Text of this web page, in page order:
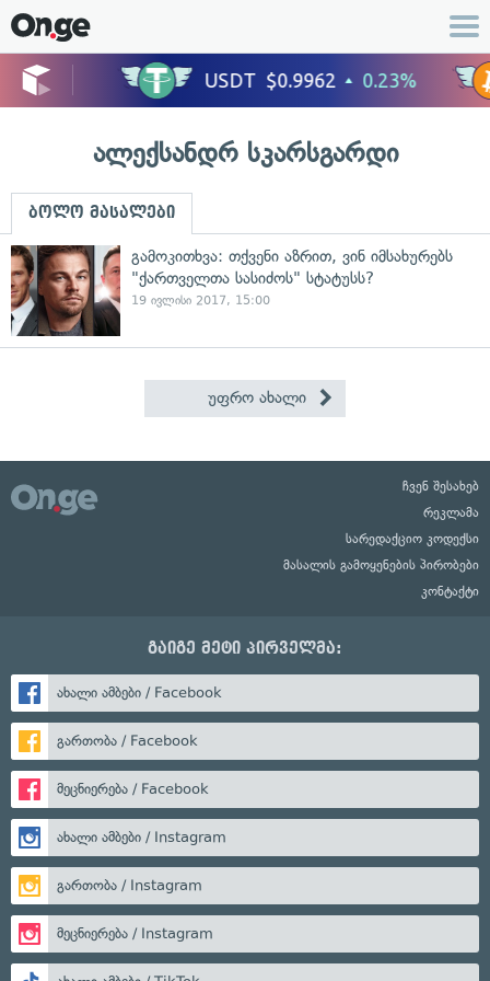
ალექსანდრ სკარსგარდი
ბოლო მასალები
გამოკითხვა: თქვენი აზრით, ვინ იმსახურებს
"ქართველთა სასიძოს" სტატუსს?
19 ივლისი 2017, 15:00
უფრო ახალი
ჩვენ შესახებ
რეკლამა
სარედაქციო კოდექსი
მასალის გამოყენების პირობები
კონტაქტი
გაიგე მეტი პირველმა:
ახალი ამბები / Facebook
გართობა / Facebook
მეცნიერება / Facebook
ახალი ამბები / Instagram
გართობა / Instagram
მეცნიერება / Instagram